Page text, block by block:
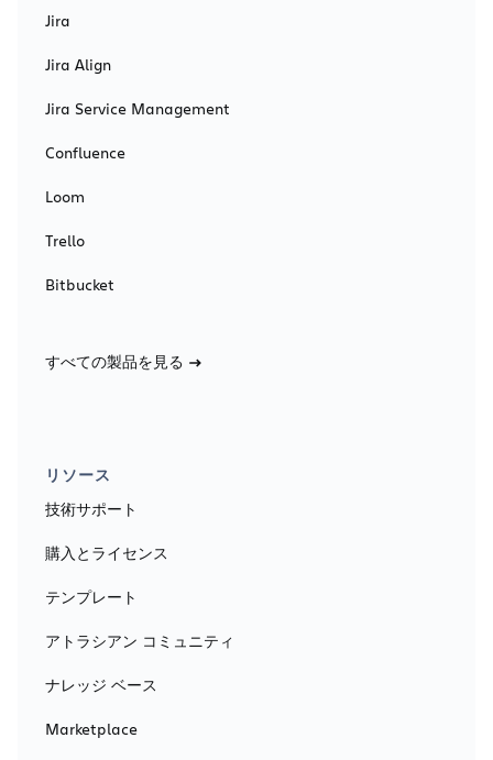
Jira
Jira Align
Jira Service Management
Confluence
Loom
Trello
Bitbucket
すべての製品を見る
リソース
技術サポート
購入とライセンス
テンプレート
アトラシアン コミュニティ
ナレッジ ベース
Marketplace